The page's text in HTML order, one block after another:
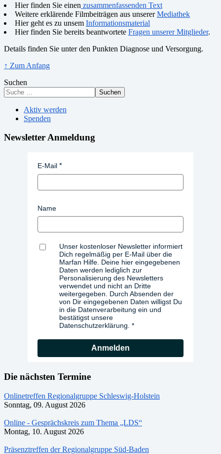
Hier finden Sie einen zusammenfassenden Text
Weitere erklärende Filmbeiträgen aus unsererMediathek
Hier geht es zu unsem Informationsmaterial
Hier finden Sie bereits beantwortete Fragen unserer Mitglieder.
Details finden Sie unter den Punkten Diagnose und Versorgung.
↑ Zum Anfang
Suchen
Suchen
Aktiv werden
Spenden
Newsletter Anmeldung
E-Mail
Name
Unser kostenloser Newsletter informiert
Dich regelmäßig per E-Mail über die
Marfan Hilfe. Deine hier eingegebenen
Daten werden lediglich zur
Personalisierung des Newsletters
verwendet und nicht an Dritte
weitergegeben. Durch Absenden der
von Dir eingegebenen Daten willigst Du
in die Datenverarbeitung ein und
bestätigst unsere
Datenschutzerklärung.
Anmelden
Die nächsten Termine
Onlinetreffen Regionalgruppe Schleswig-Holstein
Sonntag, 09. August 2026
Online - Gesprächskreis zum Thema „LDS“
Montag, 10. August 2026
Präsenztreffen der Regionalgruppe Süd-Baden